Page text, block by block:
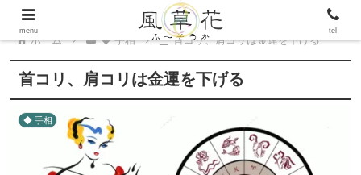
ホーム ◆ 手相 首コリ、肩コリは金運を下げる
首コリ、肩コリは金運を下げる
◆ 手相
menu tel